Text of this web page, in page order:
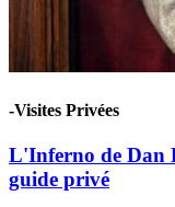
-Visites Privées
L'Inferno de Dan
guide privé